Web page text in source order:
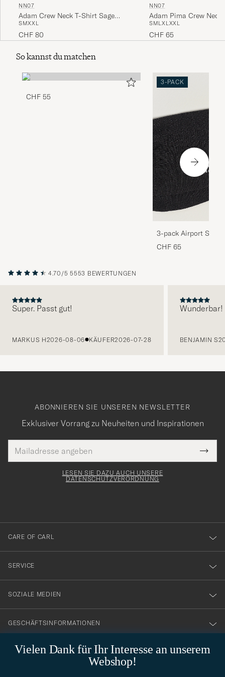
NN07
Adam Crew Neck T-Shirt Sage
Green
SMXXL
CHF 80
NN07
Adam Pima Crew Neck
White
SMLXLXXL
CHF 65
So kannst du matchen
CHF 55
3-PACK
3-pack Airport
Melange
CHF 65
4.70/5 5553 BEWERTUNGEN
Super. Passt gut!
MARKUS H2026-08-06 KÄUFER2026-07-28
Wunderbar!
BENJAMIN S
Vielen Dank für Ihr Interesse an unserem
Webshop!
ABONNIEREN SIE UNSEREN NEWSLETTER
Exklusiver Vorrang zu Neuheiten und Inspirationen
Mail
Adresse
Tack
för
dig
till
vårt
nyhetsbrev!
LESEN SIE DAZU AUCH UNSERE
DATENSCHUTZVERORDNUNG
CARE OF CARL
SERVICE
SOZIALE MEDIEN
GESCHÄFTSINFORMATIONEN